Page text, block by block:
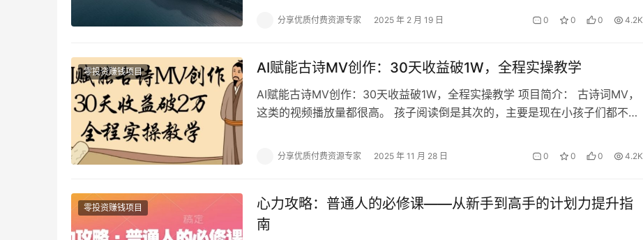
分享优质付费资源专家 2025 年 2 月 19 日 0 0 0 4.2K
零投资赚钱项目 AI赋能古诗MV创作：30天收益破1W，全程实操教学
AI赋能古诗MV创作：30天收益破1W，全程实操教学 项目简介： 古诗词MV，
这类的视频播放量都很高。 孩子阅读倒是其次的，主要是现在小孩子们都不离
分享优质付费资源专家 2025 年 11 月 28 日 0 0 0 4.2K
零投资赚钱项目
心力攻略：普通人的必修课——从新手到高手的计划力提升指
南